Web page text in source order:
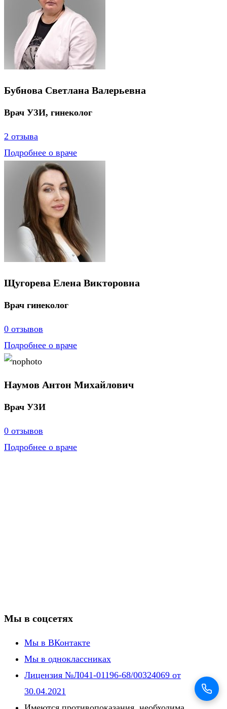
Бубнова Cветлана Валерьевна
Врач УЗИ, гинеколог
2 отзыва
Подробнее о враче
Щугорева Елена Викторовна
Врач гинеколог
0 отзывов
Подробнее о враче
Наумов Антон Михайлович
Врач УЗИ
0 отзывов
Подробнее о враче
Мы в соцсетях
Мы в ВКонтакте
Мы в одноклассниках
Лицензия №Л041-01196-68/00324069 от
30.04.2021